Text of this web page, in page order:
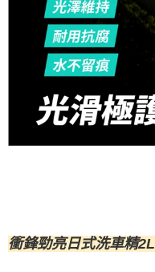
衝鋒勁亮日式洗車精2L